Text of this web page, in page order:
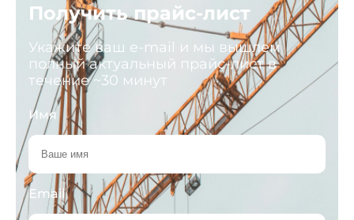
Получить прайс-лист
Укажите ваш e-mail и мы вышлем
полный актуальный прайс-лист в
течение ~30 минут
Имя
Email